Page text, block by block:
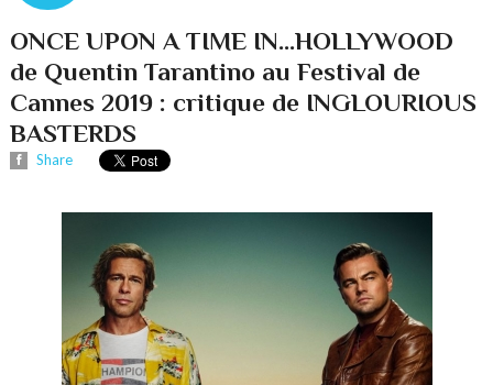
ONCE UPON A TIME IN...HOLLYWOOD
de Quentin Tarantino au Festival de
Cannes 2019 : critique de INGLOURIOUS
BASTERDS
Share